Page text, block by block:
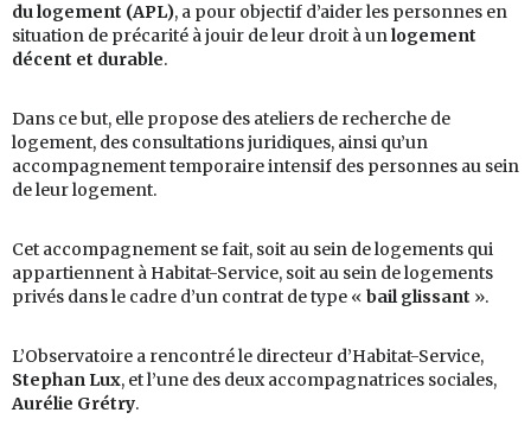
du logement (APL), a pour objectif d’aider les personnes en
situation de précarité à jouir de leur droit à unlogement
décent et durable.
Dans ce but, elle propose des ateliers de recherche de
logement, des consultations juridiques, ainsi qu’un
accompagnement temporaire intensif des personnes au sein
de leur logement.
Cet accompagnement se fait, soit au sein de logements qui
appartiennent à Habitat-Service, soit au sein de logements
privés dans le cadre d’un contrat de type « bail glissant ».
L’Observatoire a rencontré le directeur d’Habitat-Service,
Stephan Lux, et l’une des deux accompagnatrices sociales,
Aurélie Grétry.